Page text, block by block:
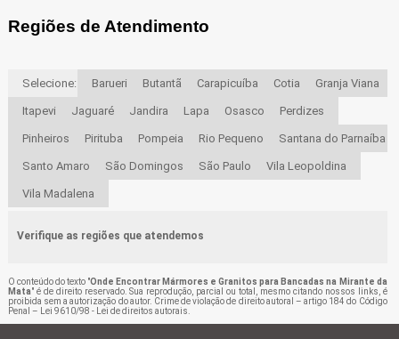
Regiões de Atendimento
Selecione: Barueri Butantã Carapicuíba Cotia Granja Viana
Itapevi Jaguaré Jandira Lapa Osasco Perdizes
Pinheiros Pirituba Pompeia Rio Pequeno Santana do Parnaíba
Santo Amaro São Domingos São Paulo Vila Leopoldina
Vila Madalena
Verifique as regiões que atendemos
O conteúdo do texto "Onde Encontrar Mármores e Granitos para Bancadas na Mirante da
Mata" é de direito reservado. Sua reprodução, parcial ou total, mesmo citando nossos links, é
proibida sem a autorização do autor. Crime de violação de direito autoral – artigo 184 do Código
Penal – Lei 9610/98 - Lei de direitos autorais.